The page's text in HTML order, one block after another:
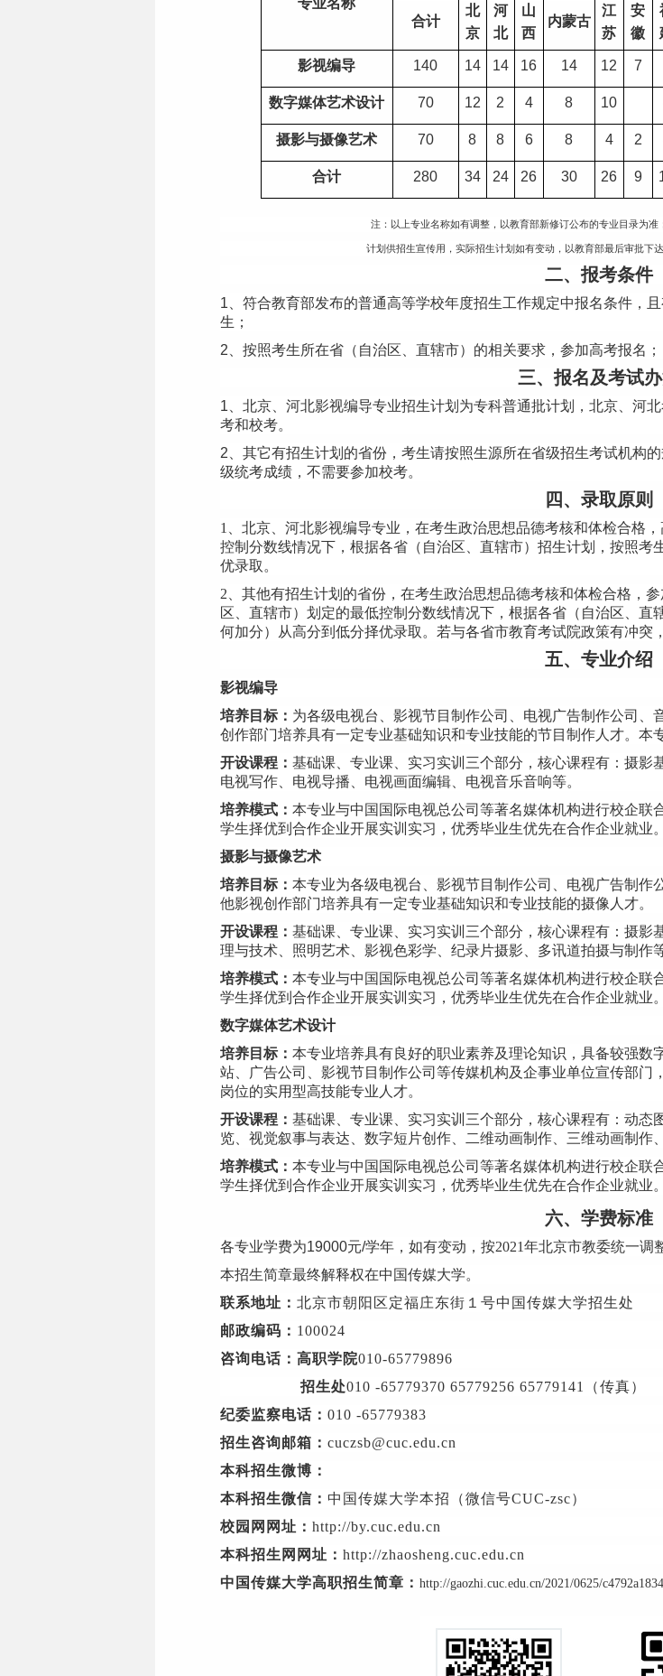
专业名称
合计
北
京
河
北
山
西
内蒙古
江
苏
安
徽
影视编导 140 14 14 16 14 12 7
数字媒体艺术设计 70 12 2 4 8 10
摄影与摄像艺术 70 8 8 6 8 4 2
合计 280 34 24 26 30 26 9
注：以上专业名称如有调整，以教育部新修订公布的专业目录为
计划供招生宣传用，实际招生计划如有变动，以教育部最后审批下
二、报考条件
1 、符合教育部发布的普通高等学校年度招生工作规定中报名条件，
生；
2 、按照考生所在省（自治区、直辖市）的相关要求，参加高考报名；
三、报名及考试
1 、北京、河北影视编导专业招生计划为专科普通批计划，北京、河
考和校考。
2 、其它有招生计划的省份，考生请按照生源所在省级招生考试机构
级统考成绩，不需要参加校考。
四、录取原则
1
、北京、河北影视编导专业，在考生政治思想品德考核和体检合格
控制分数线情况下，根据各省（自治区、直辖市）招生计划，按照考
优录取。
2 、其他有招生计划的省份，在考生政治思想品德考核和体检合格，
区、直辖市）划定的最低控制分数线情况下，根据各省（自治区、
何加分）从高分到低分择优录取。若与各省市教育考试院政策有冲突
五、专业介绍
影视编导
培养目标： 为各级电视台、影视节目制作公司、电视广告制作公司
创作部门培养具有一定专业基础知识和专业技能的节目制作人才。本
开设课程： 基础课、专业课、实习实训三个部分，核心课程有：摄影
电视写作、电视导播、电视画面编辑、电视音乐音响等。
培养模式： 本专业与中国国际电视总公司等著名媒体机构进行校企联
学生择优到合作企业开展实训实习，优秀毕业生优先在合作企业就业。
摄影与摄像艺术
培养目标： 本专业为各级电视台、影视节目制作公司、电视广告制
他影视创作部门培养具有一定专业基础知识和专业技能的摄像人才。
开设课程： 基础课、专业课、实习实训三个部分，核心课程有：摄
理与技术、照明艺术、影视色彩学、纪录片摄影、多讯道拍摄与制作等
培养模式： 本专业与中国国际电视总公司等著名媒体机构进行校企联
学生择优到合作企业开展实训实习，优秀毕业生优先在合作企业就业。
数字媒体艺术设计
培养目标： 本专业培养具有良好的职业素养及理论知识，具备较强数
站、广告公司、影视节目制作公司等传媒机构及企事业单位宣传部
岗位的实用型高技能专业人才。
开设课程： 基础课、专业课、实习实训三个部分，核心课程有：动态
览、视觉叙事与表达、数字短片创作、二维动画制作、三维动画制作
培养模式： 本专业与中国国际电视总公司等著名媒体机构进行校企联
学生择优到合作企业开展实训实习，优秀毕业生优先在合作企业就业。
六、学费标准
各专业学费为19000元/学年，如有变动，按2021年北京市教委统一调
本招生简章最终解释权在中国传媒大学。
联系地址： 北京市朝阳区定福庄东街１号中国传媒大学招生处
邮政编码： 100024
咨询电话：高职学院010-65779896
招生处010 -65779370 65779256 65779141
（传真）
纪委监察电话： 010 -65779383
招生咨询邮箱： cuczsb@cuc.edu.cn
本科招生微博：
本科招生微信： 中国传媒大学本招（微信号CUC-zsc）
校园网网址： http://by.cuc.edu.cn
本科招生网网址： http://zhaosheng.cuc.edu.cn
中国传媒大学高职招生简章： http://gaozhi.cuc.edu.cn/2021/0625/